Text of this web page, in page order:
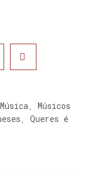
Música, Músicos
, Queres é